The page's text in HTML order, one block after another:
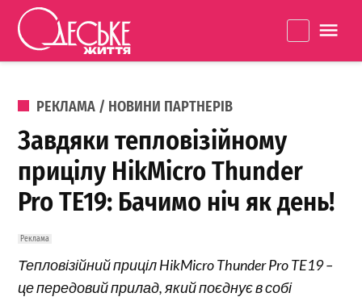
Перейти до вмісту
Життя
ОПУБЛІКОВАНО В
РЕКЛАМА / НОВИНИ ПАРТНЕРІВ
Завдяки тепловізійному
прицілу HikMicro Thunder
Pro TE19: Бачимо ніч як день!
Тепловізійний приціл HikMicro Thunder Pro TE19 –
це передовий прилад, який поєднує в собі